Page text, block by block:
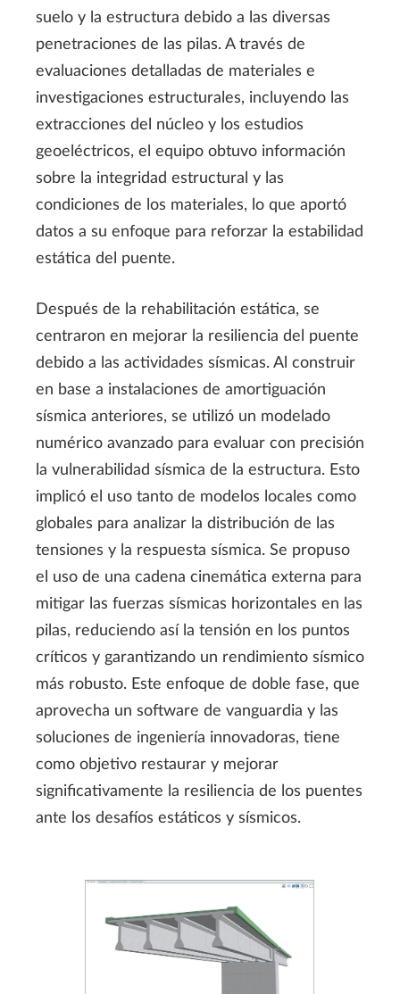
suelo y la estructura debido a las diversas
penetraciones de las pilas. A través de
evaluaciones detalladas de materiales e
investigaciones estructurales, incluyendo las
extracciones del núcleo y los estudios
geoeléctricos, el equipo obtuvo información
sobre la integridad estructural y las
condiciones de los materiales, lo que aportó
datos a su enfoque para reforzar la estabilidad
estática del puente.
Después de la rehabilitación estática, se
centraron en mejorar la resiliencia del puente
debido a las actividades sísmicas. Al construir
en base a instalaciones de amortiguación
sísmica anteriores, se utilizó un modelado
numérico avanzado para evaluar con precisión
la vulnerabilidad sísmica de la estructura. Esto
implicó el uso tanto de modelos locales como
globales para analizar la distribución de las
tensiones y la respuesta sísmica. Se propuso
el uso de una cadena cinemática externa para
mitigar las fuerzas sísmicas horizontales en las
pilas, reduciendo así la tensión en los puntos
críticos y garantizando un rendimiento sísmico
más robusto. Este enfoque de doble fase, que
aprovecha un software de vanguardia y las
soluciones de ingeniería innovadoras, tiene
como objetivo restaurar y mejorar
significativamente la resiliencia de los puentes
ante los desafíos estáticos y sísmicos.